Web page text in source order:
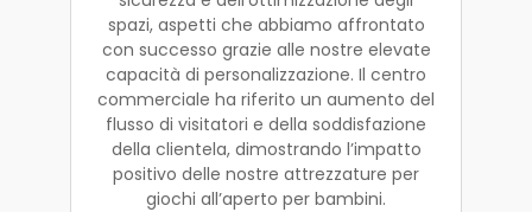
spazi, aspetti che abbiamo affrontato
con successo grazie alle nostre elevate
capacità di personalizzazione. Il centro
commerciale ha riferito un aumento del
flusso di visitatori e della soddisfazione
della clientela, dimostrando l’impatto
positivo delle nostre attrezzature per
giochi all’aperto per bambini.